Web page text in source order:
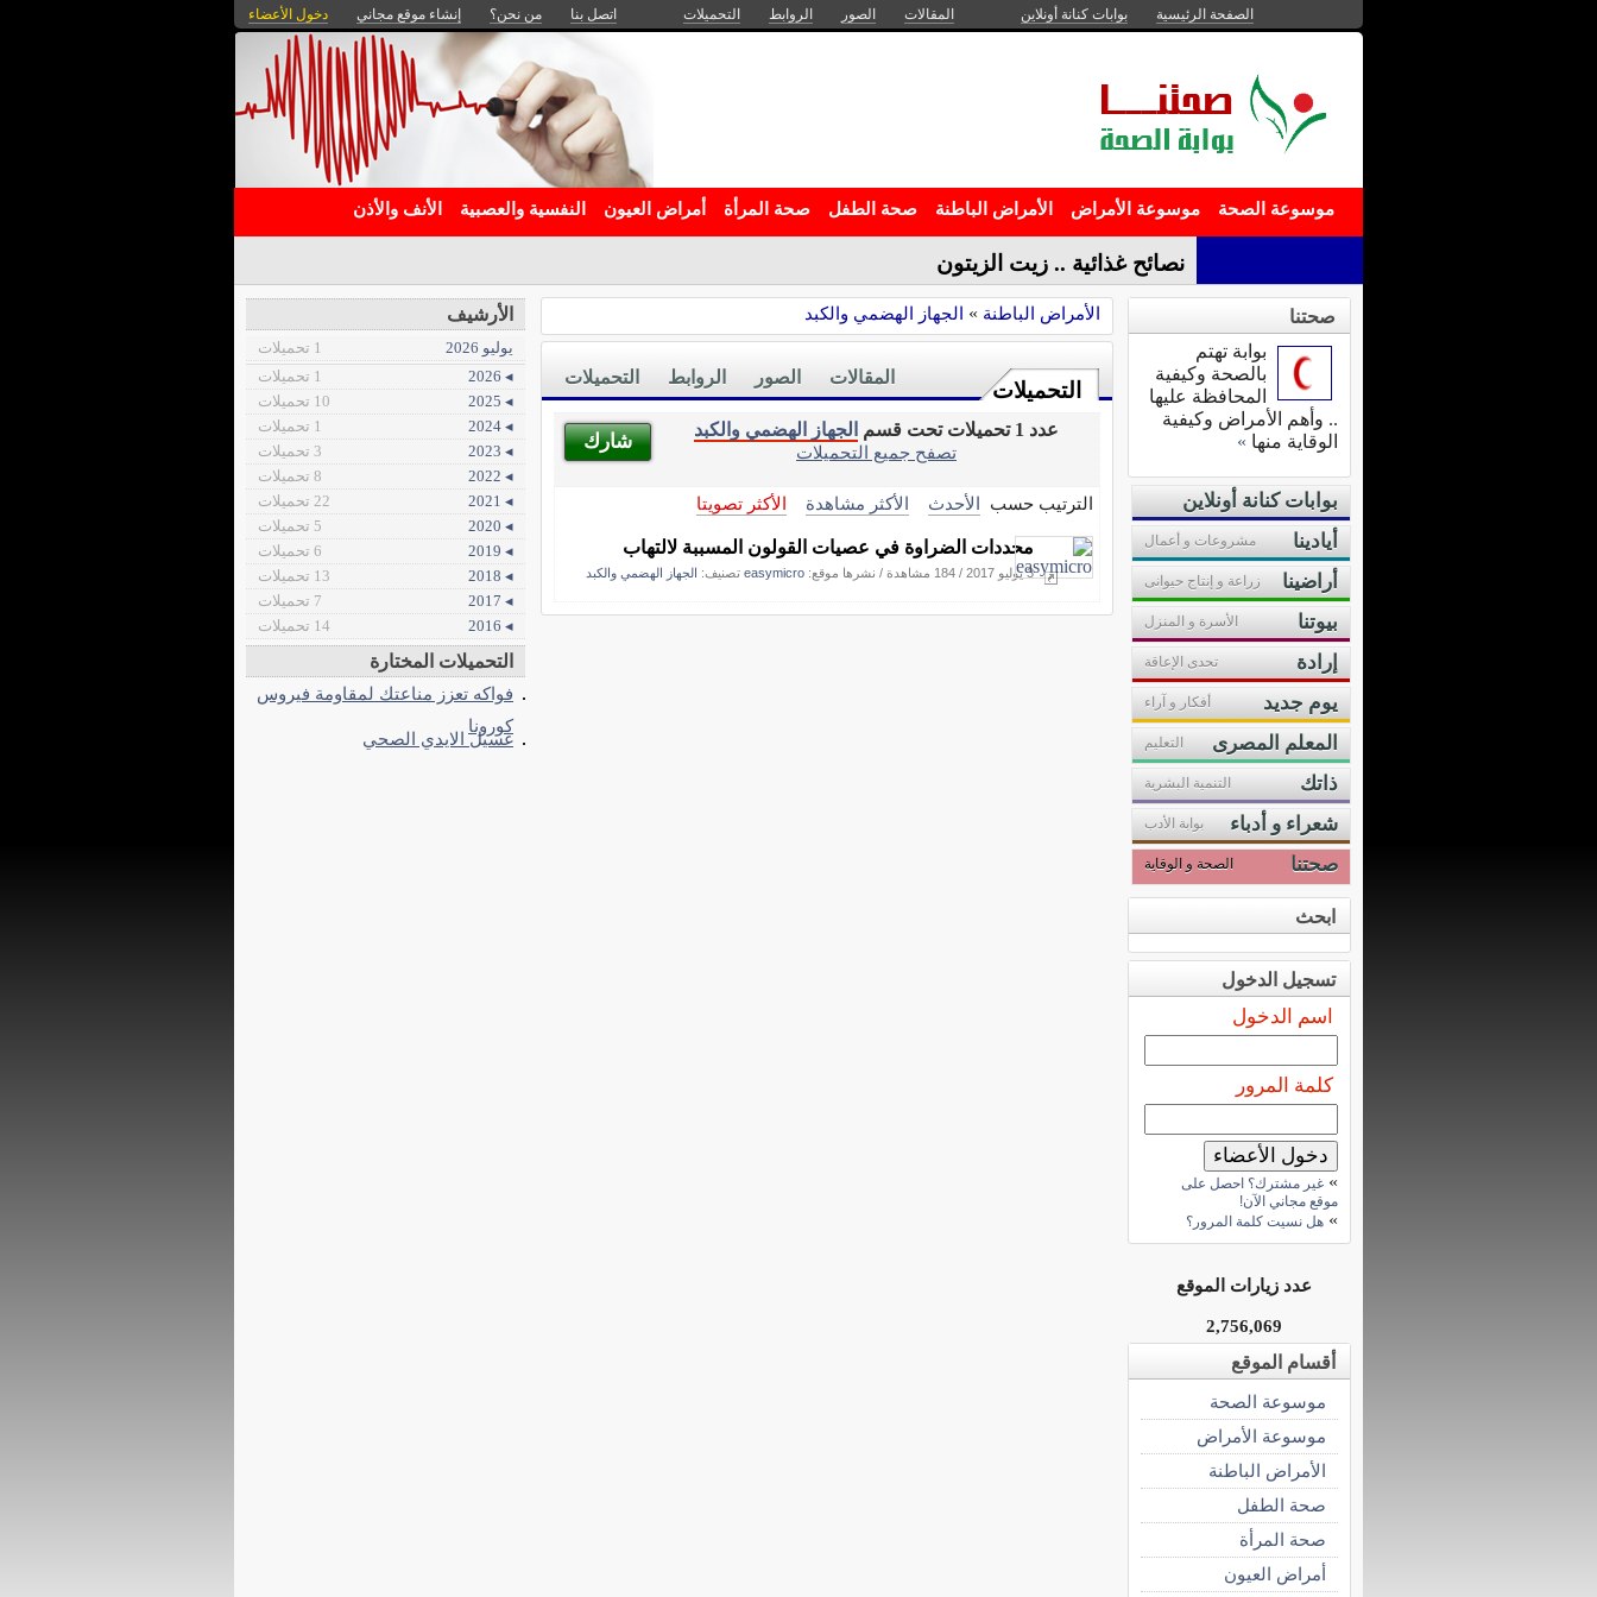
الصفحة الرئيسية بوابات كنانة أونلاين المقالات الصور الروابط التحميلات اتصل بنا من نحن؟ إنشاء موقع مجاني دخول الأعضاء
موسوعة الصحة موسوعة الأمراض الأمراض الباطنة صحة الطفل صحة المرأة أمراض العيون النفسية والعصبية الأنف والأذن
نصائح غذائية .. زيت الزيتون
الأمراض الباطنة » الجهاز الهضمي والكبد
التحميلات
التحميلات الروابط الصور المقالات
شارك
عدد 1 تحميلات تحت قسم
الجهاز الهضمي والكبد
تصفح جميع التحميلات
الترتيب حسب الأحدث الأكثر مشاهدة الأكثر تصويتا
محددات الضراوة في عصيات القولون المسببة لالتهاب
3 يوليو 2017 / 184 مشاهدة / نشرها موقع: easymicro تصنيف: الجهاز الهضمي والكبد
صحتنا
بوابة تهتم
بالصحة وكيفية
المحافظة عليها
.. وأهم الأمراض وكيفية
الوقاية منها »
بوابات كنانة أونلاين
أيادينا
مشروعات و أعمال
أراضينا زراعة و إنتاج حيوانى
بيوتنا الأسرة و المنزل
إرادة تحدى الإعاقة
يوم جديد أفكار و آراء
المعلم المصرى التعليم
ذاتك التنمية البشرية
شعراء و أدباء بوابة الأدب
صحتنا الصحة و الوقاية
ابحث
تسجيل الدخول
اسم الدخول
كلمة المرور
» غير مشترك؟ احصل على
موقع مجاني الآن!
» هل نسيت كلمة المرور؟
عدد زيارات الموقع
2,756,069
أقسام الموقع
موسوعة الصحة
موسوعة الأمراض
الأمراض الباطنة
صحة الطفل
صحة المرأة
أمراض العيون
الأرشيف
يوليو 2026
1 تحميلات
◂ 2026
1 تحميلات
◂ 2025
10 تحميلات
◂ 2024
1 تحميلات
◂ 2023
3 تحميلات
◂ 2022
8 تحميلات
◂ 2021
22 تحميلات
◂ 2020
5 تحميلات
◂ 2019
6 تحميلات
◂ 2018
13 تحميلات
◂ 2017
7 تحميلات
◂ 2016
14 تحميلات
التحميلات المختارة
فواكه تعزز مناعتك لمقاومة فيروس
كورونا
غسيل الايدي الصحي